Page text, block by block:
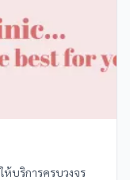
บริการครบวงจร